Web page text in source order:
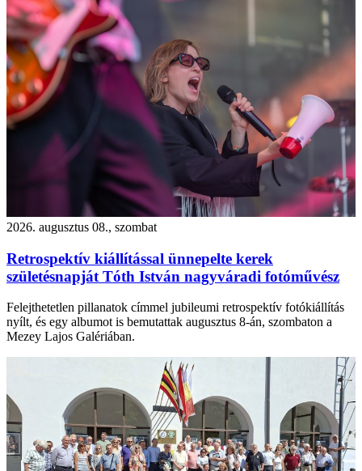
2026. augusztus 08., szombat
Retrospektív kiállítással ünnepelte kerek
születésnapját Tóth István nagyváradi fotóművész
Felejthetetlen pillanatok címmel jubileumi retrospektív fotókiállítás
nyílt, és egy albumot is bemutattak augusztus 8-án, szombaton a
Mezey Lajos Galériában.